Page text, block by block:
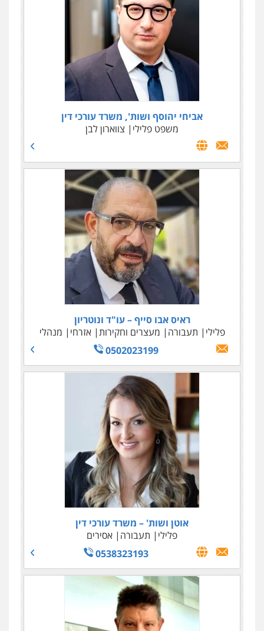
אביחי יהוסף ושות', משרד עורכי דין
משפט פלילי
צווארון לבן
ראיס אבו סייף – עו"ד ונוטריון
פלילי
תעבורה מעצרים וחקירות אזרחי
מנהלי
0502023199
אוטן ושות' – משרד עורכי דין
פלילי
תעבורה
אסירים
0538323193
עו"ד ד"ר אבי שקד
עבירות כלכליות
הלבנת הון חילוטים
פליליות